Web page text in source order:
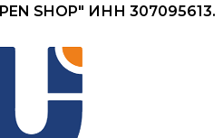
SHOP" ИНН 307095613.